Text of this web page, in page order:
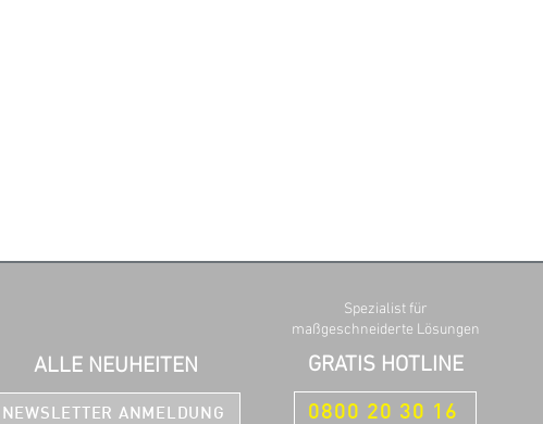
ALLE NEUHEITEN
NEWSLETTER ANMELDUNG
Spezialist für
maßgeschneiderte Lösungen
GRATIS HOTLINE
0800 20 30 16